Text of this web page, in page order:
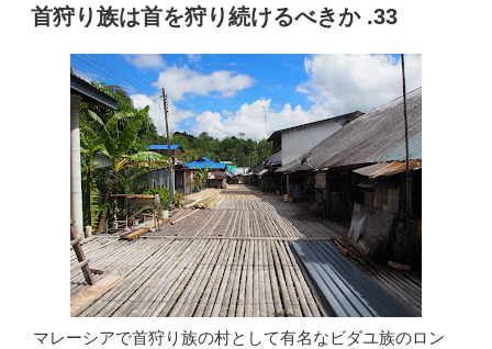
稿
日:
首狩り族は首を狩り続けるべきか .33
マレーシアで首狩り族の村として有名なビダユ族のロン